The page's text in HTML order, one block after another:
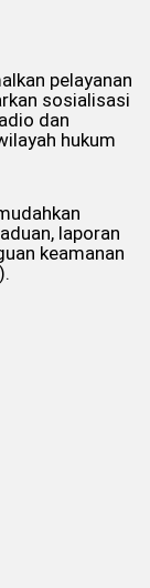
pelayanan
sosialisasi
dan
hukum
laporan
keamanan